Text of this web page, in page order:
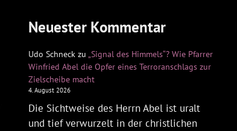
Neuester Kommentar
Udo Schneck zu „Signal des Himmels“? Wie Pfarrer
Winfried Abel die Opfer eines Terroranschlags zur
Zielscheibe macht
4. August 2026
Die Sichtweise des Herrn Abel ist uralt
und tief verwurzelt in der christlichen